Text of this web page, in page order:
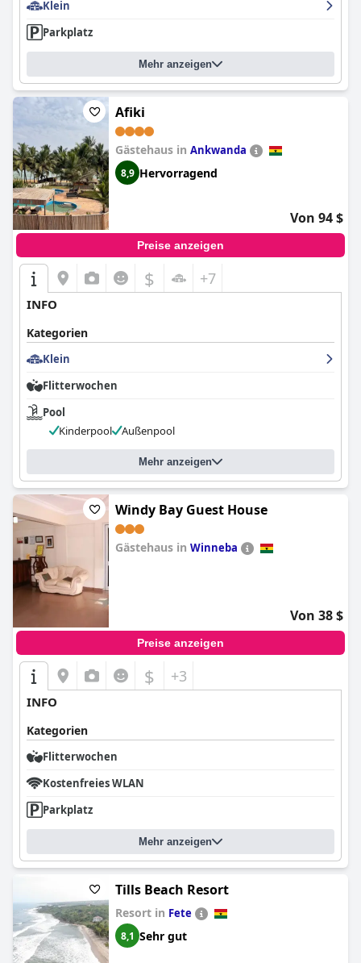
Klein
Parkplatz
Mehr anzeigen
Afiki
Gästehaus in Ankwanda
8,9 Hervorragend
Von 94 $
Preise anzeigen
$ +7
INFO
Kategorien
Klein
Flitterwochen
Pool
Kinderpool
Außenpool
Mehr anzeigen
Windy Bay Guest House
Gästehaus in Winneba
Von 38 $
Preise anzeigen
$ +3
INFO
Kategorien
Flitterwochen
Kostenfreies WLAN
Parkplatz
Mehr anzeigen
Tills Beach Resort
Resort in Fete
8,1 Sehr gut